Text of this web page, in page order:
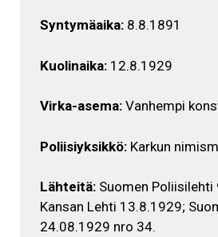
Syntymäaika: 8.8.1891
Kuolinaika: 12.8.1929
Virka-asema: Vanhempi
Poliisiyksikkö: Karkun
Lähteitä: Suomen
Kansan Lehti 13.8.1929;
24.08.1929 nro 34.